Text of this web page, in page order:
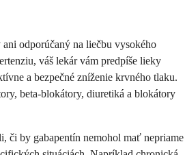
odporúčaný na liečbu vysokého
váš lekár vám predpíše lieky
a bezpečné zníženie krvného tlaku.
beta-blokátory, diuretiká a blokátory
či by gabapentín nemohol mať nepriame